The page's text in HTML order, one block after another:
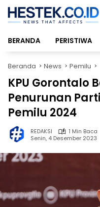
Langsung
konten
BERANDA
PERISTIWA
Beranda News Pemilu
KPU Gorontalo
Penurunan
Pemilu 2024
REDAKSI
1 Min Baca
Senin, 4 Desember 2023